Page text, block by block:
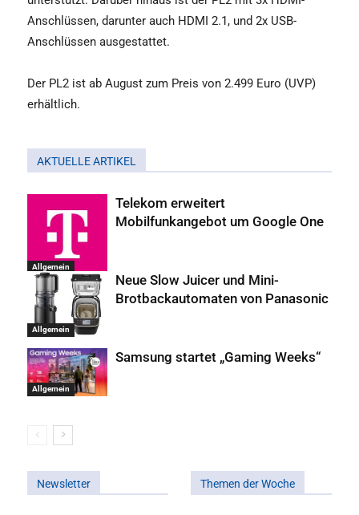
Anschlüssen, darunter auch HDMI 2.1, und 2x USB-
Anschlüssen ausgestattet.
Der PL2 ist ab August zum Preis von 2.499 Euro (UVP)
erhältlich.
AKTUELLE ARTIKEL
Allgemein
Telekom erweitert
Mobilfunkangebot um Google One
Allgemein
Neue Slow Juicer und Mini-
Brotbackautomaten von Panasonic
Allgemein
Samsung startet „Gaming Weeks“
Newsletter Themen der Woche